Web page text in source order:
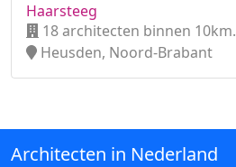
Haarsteeg
18 architecten binnen 10km.
Heusden, Noord-Brabant
Architecten in Nederland